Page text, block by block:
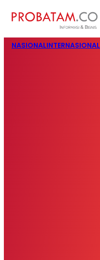
NASIONALINTERNASIONAL